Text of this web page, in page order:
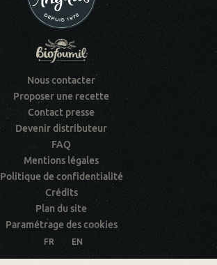
Nous contacter
Proposer une recette
Contact presse
Devenir distributeur
FAQ
Mentions légales
Politique de confidentialité
Crédits
Plan du site
Paramétrage des cookies
FR EN